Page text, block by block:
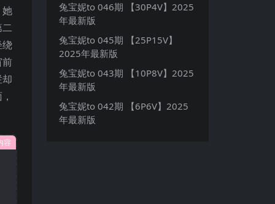
容
兔宝妮to 046期 【30P4V】2025
年最新版
兔宝妮to 045期 【25P15V】
2025年最新版
兔宝妮to 043期 【10P8V】2025
年最新版
兔宝妮to 042期 【6P6V】2025
年最新版